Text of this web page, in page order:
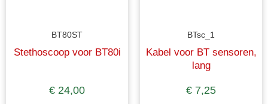
BT80ST
Stethoscoop voor BT80i
€ 24,00
BTsc_1
Kabel voor BT sensoren,
lang
€ 7,25